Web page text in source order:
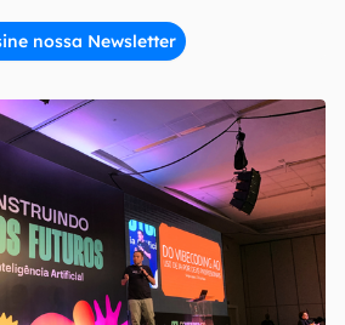
nossa Newsletter
e concordo com os Termos de
do Canaltech.